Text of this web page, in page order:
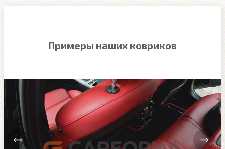
Примеры наших ковриков